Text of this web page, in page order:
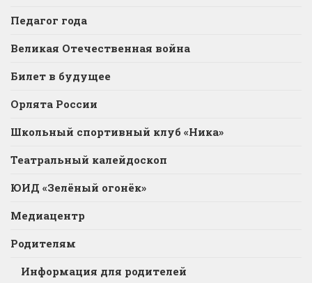
Педагог года
Великая Отечественная война
Билет в будущее
Орлята России
Школьный спортивный клуб «Ника»
Театральный калейдоскоп
ЮИД «Зелёный огонёк»
Медиацентр
Родителям
Информация для родителей